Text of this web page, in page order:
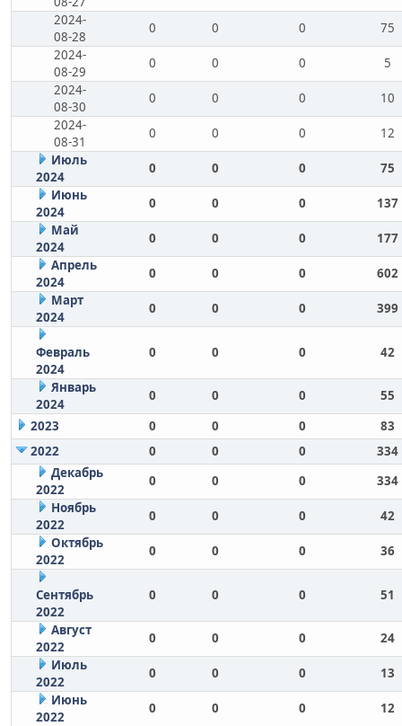
2024-
08-28
0 0 0
75
2024-
08-29
0 0 0
5
2024-
08-30
0 0 0
10
2024-
08-31
0 0 0
12
Июль
2024
0 0 0
75
Июнь
2024
0 0 0
137
Май
2024
0 0 0
177
Апрель
2024
0 0 0
602
Март
2024
0 0 0 399
Февраль
2024
0 0 0 42
Январь
2024
0 0 0
55
2023
0 0 0
83
2022
0 0 0
334
Декабрь
2022
0 0 0
334
Ноябрь
2022
0 0 0
42
Октябрь
2022
0 0 0 36
Сентябрь
2022
0 0 0 51
Август
2022
0 0 0
24
Июль
2022
0 0 0
13
Июнь
2022
0 0 0
12